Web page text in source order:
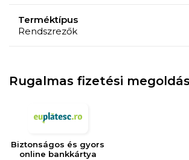
Terméktípus
Rendszrezők
Rugalmas fizetési
Biztonságos és gyors
online bankkártya